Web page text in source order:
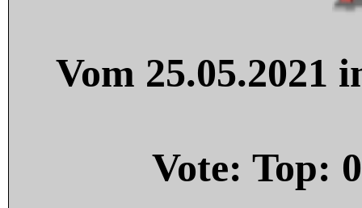
Vom 25.05.2021
Vote: Top: 0